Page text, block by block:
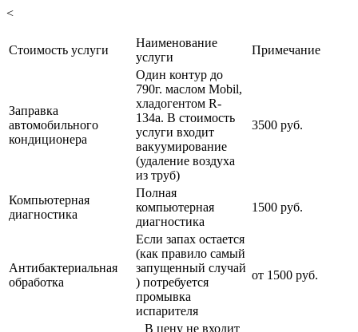
<
Стоимость услуги
Наименование
услуги
Примечание
Заправка
автомобильного
кондиционера
Один контур до
790г. маслом Mobil,
хладогентом R-
134a. В стоимость
услуги входит
вакуумирование
(удаление воздуха
из труб)
3500 руб.
Компьютерная
диагностика
Полная
компьютерная
диагностика
1500 руб.
Антибактериальная
обработка
Если запах остается
(как правило самый
запущенный случай
) потребуется
промывка
испарителя
от 1500 руб.
В цену не входит